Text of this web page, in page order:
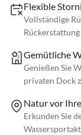
Flexible
Vollständige
Rückerstattung
Gemütliche
Genießen Sie
privaten Dock
Natur vor
Erkunden Sie